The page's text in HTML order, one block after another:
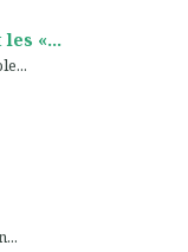
«...